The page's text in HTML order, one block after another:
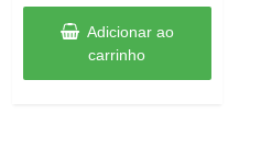
Adicionar ao
carrinho